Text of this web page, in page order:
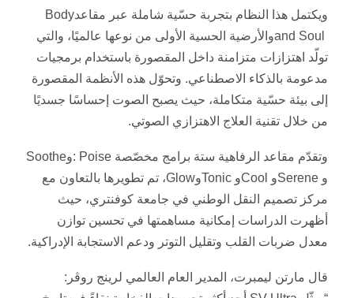
ويكتمل هذا النظام بتجربة حسّية شاملة عبر مقاعدBody
and Soulوالأرضية الحسية الأولى من نوعها عالميًا، والتي
تولّد اهتزازات متزامنة داخل المقصورة باستخدام برمجيات
مدعومة بالذكاء الاصطناعي. وتحوّل هذه الأنظمة المقصورة
إلى بيئة حسّية متكاملة، حيث يصبح الصوت إحساسًا جسديًا
من خلال تقنية العلاج الاهتزازي الصوتي.
وتقدّم مقاعد الرفاهية ستة برامج مخصّصة : PoiseوSoothe
و Sereneو Coolو TonicوGlow، تم تطويرها بالتعاون مع
مركز تصميم النقل الوطني في جامعة كوفنتري، حيث
أظهرت الدراسات إمكانية مساهمتها في تحسين توازن
معدل ضربات القلب وتقليل التوتر ودعم الاستجابة الإدراكية.
قال مارتن ليمبرت، المدير العام العالمي لرينج روڤر: